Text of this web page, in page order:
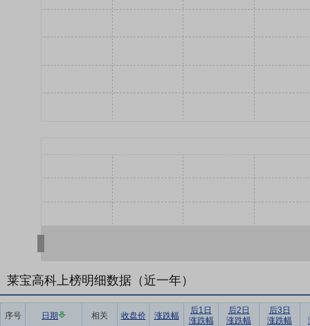
莱宝高科上榜明细数据（近一年）
序号 日期 相关 收盘价 涨跌幅
后1日
涨跌幅
后2日
涨跌幅
后3日
涨跌幅